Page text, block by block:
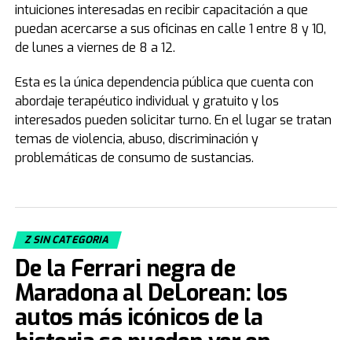
intuiciones interesadas en recibir capacitación a que
puedan acercarse a sus oficinas en calle 1 entre 8 y 10,
de lunes a viernes de 8 a 12.
Esta es la única dependencia pública que cuenta con
abordaje terapéutico individual y gratuito y los
interesados pueden solicitar turno. En el lugar se tratan
temas de violencia, abuso, discriminación y
problemáticas de consumo de sustancias.
Z SIN CATEGORIA
De la Ferrari negra de
Maradona al DeLorean: los
autos más icónicos de la